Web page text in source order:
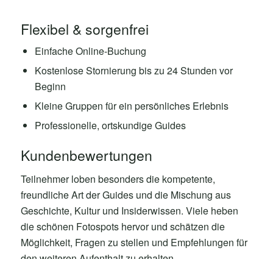
Flexibel & sorgenfrei
Einfache Online-Buchung
Kostenlose Stornierung bis zu 24 Stunden vor
Beginn
Kleine Gruppen für ein persönliches Erlebnis
Professionelle, ortskundige Guides
Kundenbewertungen
Teilnehmer loben besonders die kompetente,
freundliche Art der Guides und die Mischung aus
Geschichte, Kultur und Insiderwissen. Viele heben
die schönen Fotospots hervor und schätzen die
Möglichkeit, Fragen zu stellen und Empfehlungen für